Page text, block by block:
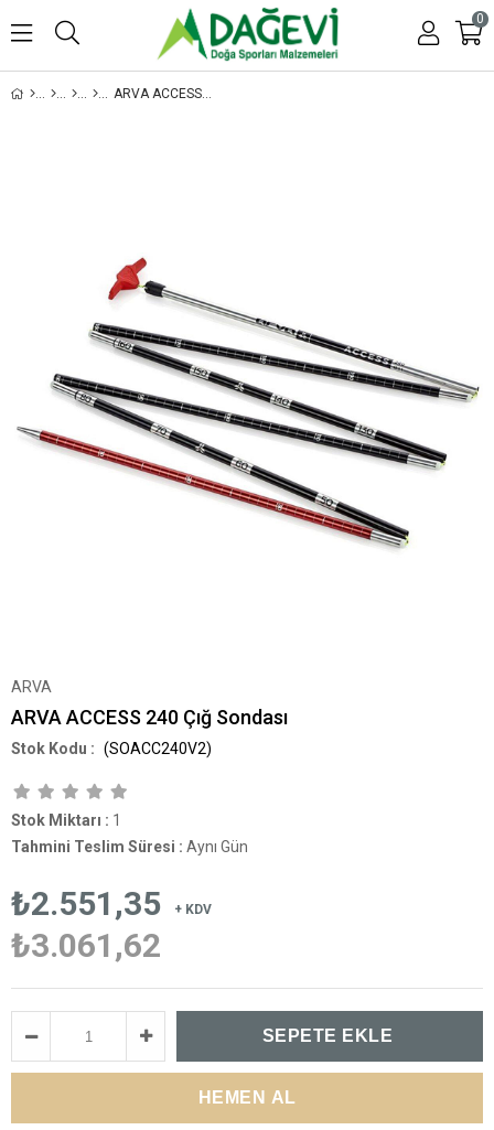
0
ARVA ACCESS 240 ÇIĞ SONDASI
ARVA
ARVA ACCESS 240 Çığ Sondası
(SOACC240V2)
Stok Miktarı : 1
Tahmini Teslim Süresi : Aynı Gün
₺2.551,35 + KDV
₺3.061,62